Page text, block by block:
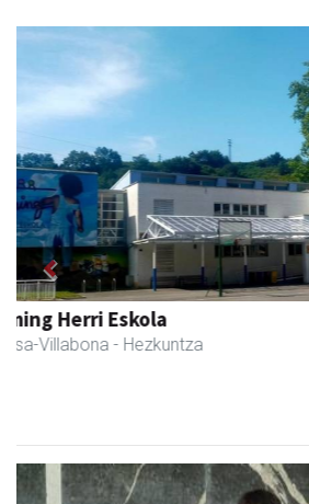
Amasa kafetegia
Amasa-Villabona - Gozotegiak
Previous